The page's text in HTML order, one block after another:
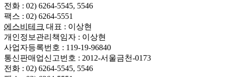
전화 : 02) 6264-5545, 5546
팩스 : 02) 6264-5551
에스비테크 대표 : 이상현
개인정보관리책임자 : 이상현
사업자등록번호 : 119-19-96840
통신판매업신고번호 : 2012-서울금천-0173
전화 : 02) 6264-5545, 5546